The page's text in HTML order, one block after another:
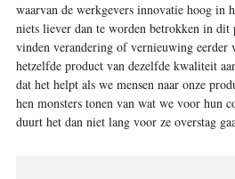
waarvan de werkgevers innovatie hoog in
niets liever dan te worden betrokken in dit
vinden verandering of vernieuwing
hetzelfde product van dezelfde kwaliteit
dat het helpt als we mensen naar onze
hen monsters tonen van wat we voor hun
duurt het dan niet lang voor ze overstag